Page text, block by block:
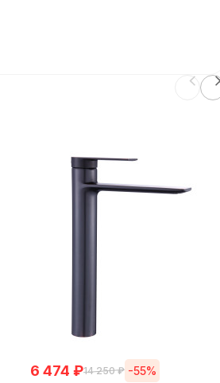
6 474 ₽14 250 ₽ -55%